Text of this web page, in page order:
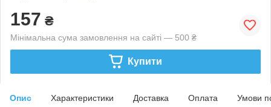
157 ₴
Мінімальна сума замовлення на сайті — 500 ₴
Купити
Опис Характеристики Доставка Оплата Умови